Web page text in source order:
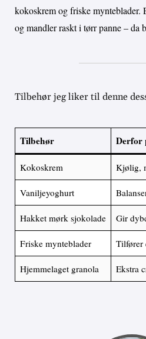
kokoskrem og friske mynteblader.
og mandler raskt i tørr panne – da
Tilbehør jeg liker til denne
Tilbehør Derfor
Kokoskrem Kjølig,
Vaniljeyoghurt
Hakket mørk sjokolade Gir
Friske mynteblader Tilfører
Hjemmelaget granola Ekstra